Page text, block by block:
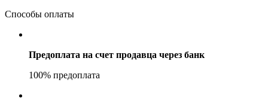
Способы оплаты
Предоплата на счет продавца через банк
100% предоплата